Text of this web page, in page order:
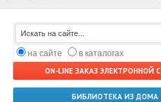
на сайте
в каталогах
ON-LINE ЗАКАЗ ЭЛЕКТРОННОЙ
БИБЛИОТЕКА ИЗ ДОМА